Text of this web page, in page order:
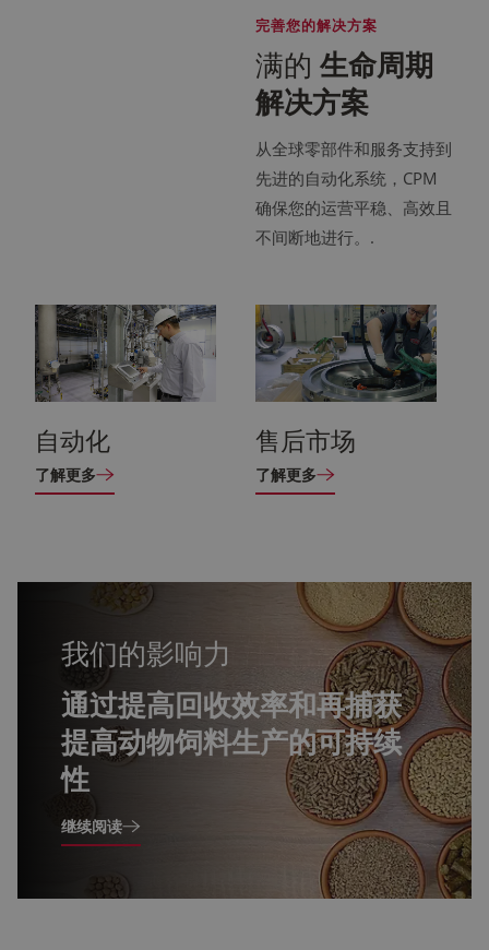
完善您的解决方案
满的 生命周期
解决方案
从全球零部件和服务支持到
先进的自动化系统，CPM
确保您的运营平稳、高效且
不间断地进行。.
自动化
了解更多
售后市场
了解更多
我们的影响力
通过提高回收效率和再捕获
提高动物饲料生产的可持续
性
继续阅读
关于通过提高回收效率和再利用来增加动物饲料生产的可持续性